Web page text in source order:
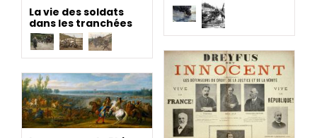
La vie des soldats
dans les tranchées